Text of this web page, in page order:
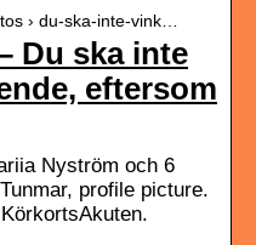
› du-ska-inte-vink…
Du ska inte
eftersom
Nyström och 6
profile picture.